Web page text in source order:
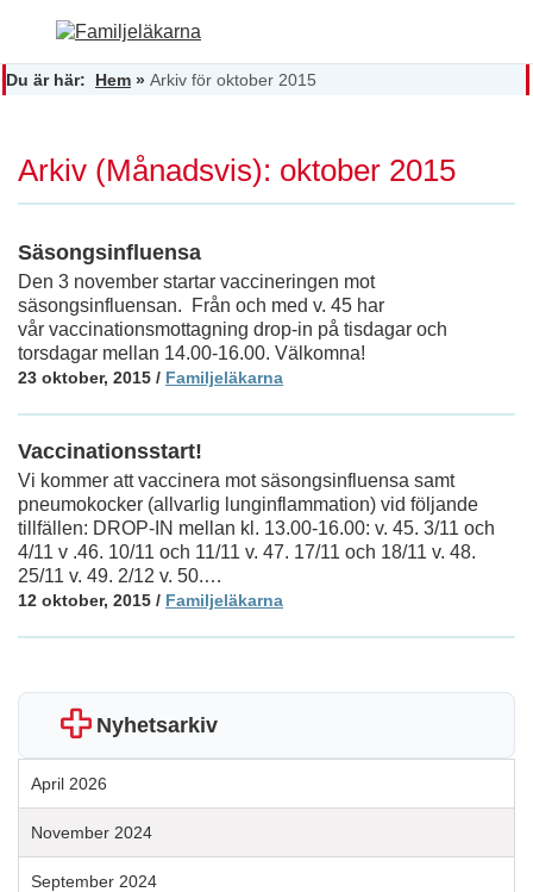
Du är här: Hem » Arkiv för oktober 2015
Arkiv (Månadsvis): oktober 2015
Säsongsinfluensa
Den 3 november startar vaccineringen mot
säsongsinfluensan. Från och med v. 45 har
vår vaccinationsmottagning drop-in på tisdagar och
torsdagar mellan 14.00-16.00. Välkomna!
23 oktober, 2015 / Familjeläkarna
Vaccinationsstart!
Vi kommer att vaccinera mot säsongsinfluensa samt
pneumokocker (allvarlig lunginflammation) vid följande
tillfällen: DROP-IN mellan kl. 13.00-16.00: v. 45. 3/11 och
4/11 v .46. 10/11 och 11/11 v. 47. 17/11 och 18/11 v. 48.
25/11 v. 49. 2/12 v. 50.…
12 oktober, 2015 / Familjeläkarna
Nyhetsarkiv
April 2026
November 2024
September 2024